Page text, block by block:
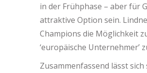
in der Frühphase – aber für
attraktive Option sein.
Champions die Möglichkeit
‘europäische
Zusammenfassend lässt